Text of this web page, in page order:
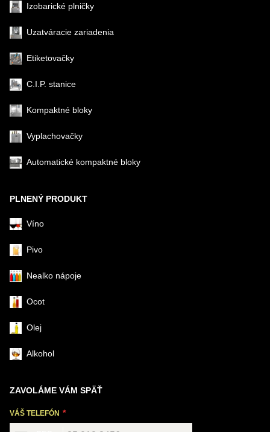
Izobarické plničky
Uzatváracie zariadenia
Etiketovačky
C.I.P. stanice
Kompaktné bloky
Vyplachovačky
Automatické kompaktné bloky
PLNENÝ PRODUKT
Víno
Pivo
Nealko nápoje
Ocot
Olej
Alkohol
ZAVOLÁME VÁM SPÄŤ
VÁŠ TELEFÓN